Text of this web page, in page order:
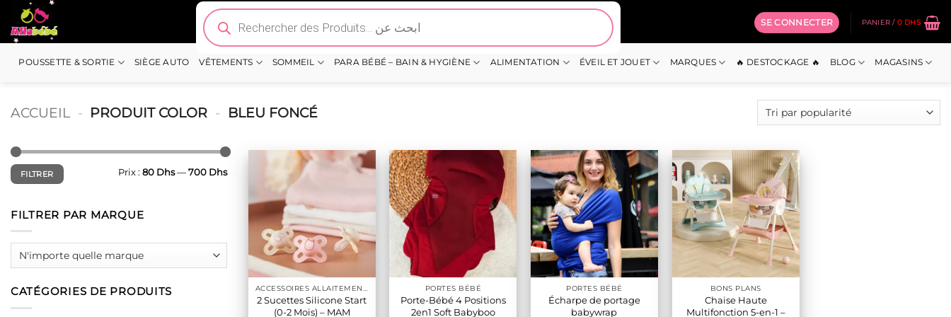
Passer
au
contenu
Recherche
de
produits
SE CONNECTER PANIER / 0 DHS
POUSSETTE & SORTIE SIÈGE AUTO VÊTEMENTS SOMMEIL PARA BÉBÉ – BAIN & HYGIÈNE ALIMENTATION ÉVEIL ET JOUET MARQUES 🔥 DESTOCKAGE 🔥 BLOG MAGASINS
ACCUEIL - PRODUIT COLOR - BLEU FONCÉ
Prix
min
Prix
maxFILTRER Prix : 80 Dhs— 700 Dhs
FILTRER PAR MARQUE
CATÉGORIES DE PRODUITS
2 Sucettes Silicone Start
(0-2 Mois) – MAM
PORTES BÉBÉ
Porte-Bébé 4 Positions
2en1 Soft Babyboo
PORTES BÉBÉ
Écharpe de portage
babywrap
BONS PLANS
Chaise Haute
Multifonction 5-en-1 –